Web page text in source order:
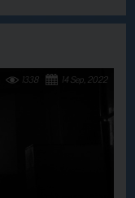
14 Sep, 2022
1338